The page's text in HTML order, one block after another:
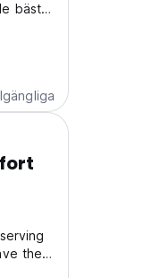
bästa
the